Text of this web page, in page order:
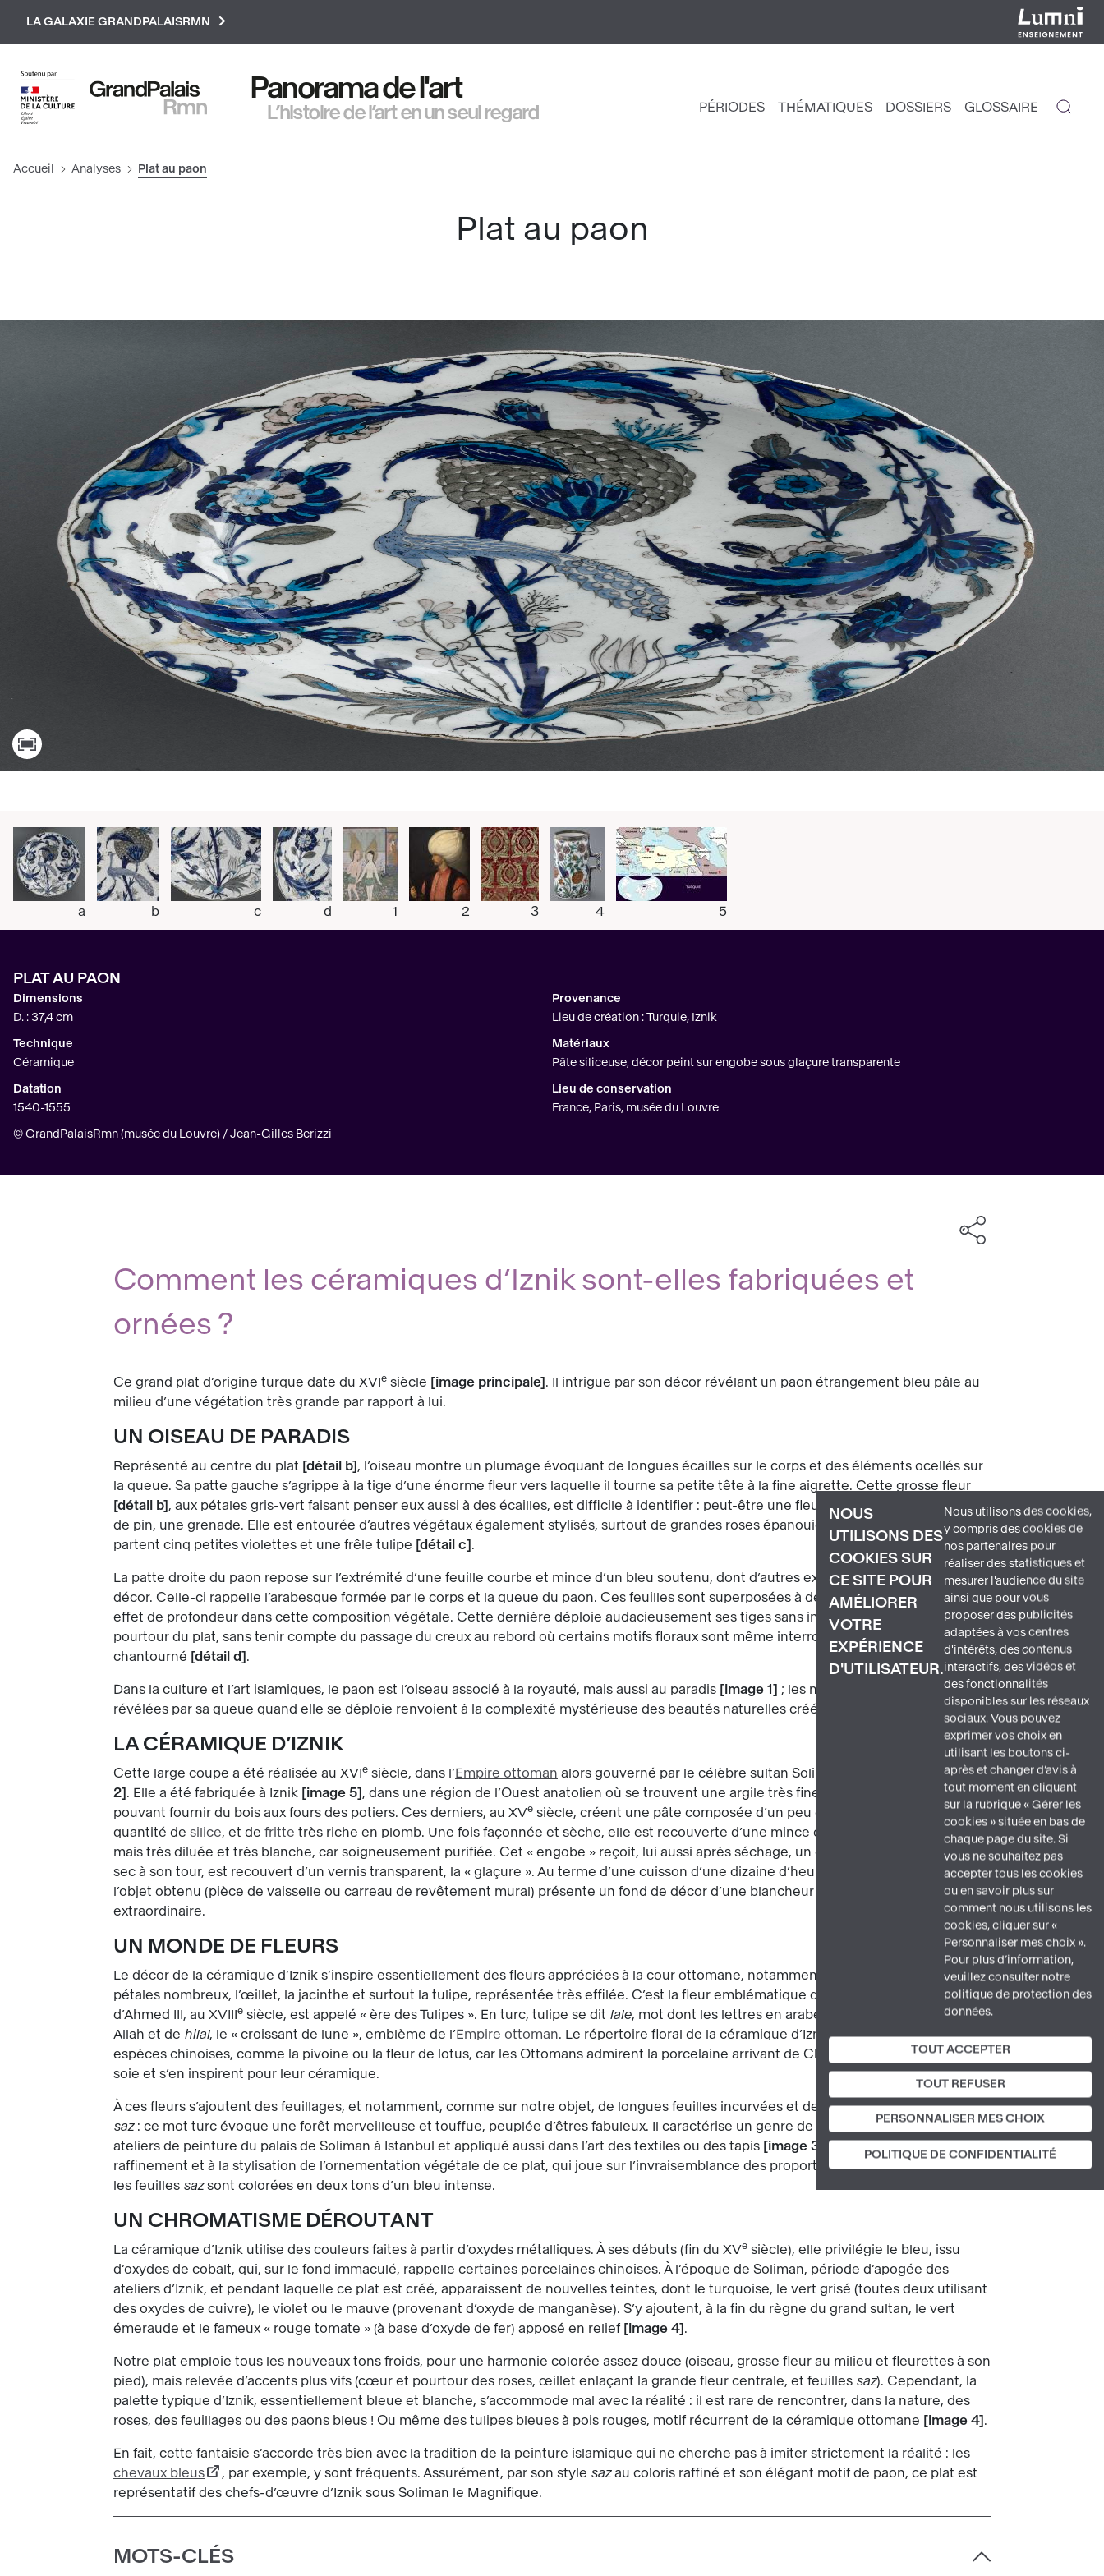
NOUS
UTILISONS DES
COOKIES SUR
CE SITE POUR
AMÉLIORER
VOTRE
EXPÉRIENCE
D'UTILISATEUR.
Nous utilisons des cookies,
y compris des cookies de
nos partenaires pour
réaliser des statistiques et
mesurer l'audience du site
ainsi que pour vous
proposer des publicités
adaptées à vos centres
d'intérêts, des contenus
interactifs, des vidéos et
des fonctionnalités
disponibles sur les réseaux
sociaux. Vous pouvez
exprimer vos choix en
utilisant les boutons ci-
après et changer d’avis à
tout moment en cliquant
sur la rubrique « Gérer les
cookies » située en bas de
chaque page du site. Si
vous ne souhaitez pas
accepter tous les cookies
ou en savoir plus sur
comment nous utilisons les
cookies, cliquer sur «
Personnaliser mes choix ».
Pour plus d’information,
veuillez consulter notre
politique de protection des
données.
TOUT ACCEPTER
TOUT REFUSER
PERSONNALISER MES CHOIX
POLITIQUE DE CONFIDENTIALITÉ
LA GALAXIE GRANDPALAISRMN
Panorama de l'art
L’histoire de l’art en un seul regard
NAVIGATION
PÉRIODES THÉMATIQUES DOSSIERS GLOSSAIRE
Accueil Analyses Plat au paon
Plat au paon
a b c d 1 2 3 4 5
PLAT AU PAON
Dimensions
D. : 37,4 cm
Provenance
Lieu de création : Turquie, Iznik
Technique
Céramique
Matériaux
Pâte siliceuse, décor peint sur engobe sous glaçure transparente
Datation
1540-1555
Lieu de conservation
France, Paris, musée du Louvre
© GrandPalaisRmn (musée du Louvre) / Jean-Gilles Berizzi
Comment les céramiques d’Iznik sont-elles fabriquées et
ornées ?
Ce grand plat d’origine turque date du XVIe siècle image principale . Il intrigue par son décor révélant un paon étrangement bleu pâle au
milieu d’une végétation très grande par rapport à lui.
UN OISEAU DE PARADIS
Représenté au centre du plat détail b , l’oiseau montre un plumage évoquant de longues écailles sur le corps et des éléments ocellés sur
la queue. Sa patte gauche s’agrippe à la tige d’une énorme fleur vers laquelle il tourne sa petite tête à la fine aigrette. Cette grosse fleur
détail b , aux pétales gris-vert faisant penser eux aussi à des écailles, est difficile à identifier : peut-être une fleur d’artichaut, une pomme
de pin, une grenade. Elle est entourée d’autres végétaux également stylisés, surtout de grandes roses épanouies. Du pied de la tige,
partent cinq petites violettes et une frêle tulipe détail c .
La patte droite du paon repose sur l’extrémité d’une feuille courbe et mince d’un bleu soutenu, dont d’autres exemplaires scandent le
décor. Celle-ci rappelle l’arabesque formée par le corps et la queue du paon. Ces feuilles sont superposées à des fleurs, introduisant un
effet de profondeur dans cette composition végétale. Cette dernière déploie audacieusement ses tiges sans interruption jusque sur le
pourtour du plat, sans tenir compte du passage du creux au rebord où certains motifs floraux sont même interrompus par le bord
chantourné détail d .
Dans la culture et l’art islamiques, le paon est l’oiseau associé à la royauté, mais aussi au paradis image 1
; les merveilleuses couleurs
révélées par sa queue quand elle se déploie renvoient à la complexité mystérieuse des beautés naturelles créées par Dieu.
LA CÉRAMIQUE D’IZNIK
Cette large coupe a été réalisée au XVIe siècle, dans l’Empire ottoman alors gouverné par le célèbre sultan Soliman le Magnifique
image
2 . Elle a été fabriquée à Iznik image 5 , dans une région de l’Ouest anatolien où se trouvent une argile très fine et de grandes forêts
pouvant fournir du bois aux fours des potiers. Ces derniers, au XVe siècle, créent une pâte composée d’un peu d’argile, d’une grande
quantité de silice, et de fritte très riche en plomb. Une fois façonnée et sèche, elle est recouverte d’une mince couche de pâte similaire
mais très diluée et très blanche, car soigneusement purifiée. Cet « engobe » reçoit, lui aussi après séchage, un décor peint qui, une fois
sec à son tour, est recouvert d’un vernis transparent, la « glaçure ». Au terme d’une cuisson d’une dizaine d’heures à environ 900 degrés,
l’objet obtenu (pièce de vaisselle ou carreau de revêtement mural) présente un fond de décor d’une blancheur parfaite et une brillance
extraordinaire.
UN MONDE DE FLEURS
Le décor de la céramique d’Iznik s’inspire essentiellement des fleurs appréciées à la cour ottomane, notamment la rose, bien ronde et aux
pétales nombreux, l’œillet, la jacinthe et surtout la tulipe, représentée très effilée. C’est la fleur emblématique des sultans : le règne
d’Ahmed III, au XVIIIe siècle, est appelé « ère des Tulipes ». En turc, tulipe se dit lale, mot dont les lettres en arabe sont l’anagramme de
Allah et de hilal, le « croissant de lune », emblème de l’Empire ottoman. Le répertoire floral de la céramique d’Iznik présente aussi des
espèces chinoises, comme la pivoine ou la fleur de lotus, car les Ottomans admirent la porcelaine arrivant de Chine par les routes de la
soie et s’en inspirent pour leur céramique.
À ces fleurs s’ajoutent des feuillages, et notamment, comme sur notre objet, de longues feuilles incurvées et dentelées, typiques du style
saz: ce mot turc évoque une forêt merveilleuse et touffue, peuplée d’êtres fabuleux. Il caractérise un genre de décor développé dans les
ateliers de peinture du palais de Soliman à Istanbul et appliqué aussi dans l’art des textiles ou des tapis
image 3
. Il correspond bien au
raffinement et à la stylisation de l’ornementation végétale de ce plat, qui joue sur l’invraisemblance des proportions et des coloris. Ainsi,
les feuilles sazsont colorées en deux tons d’un bleu intense.
UN CHROMATISME DÉROUTANT
La céramique d’Iznik utilise des couleurs faites à partir d’oxydes métalliques. À ses débuts (fin du XVe siècle), elle privilégie le bleu, issu
d’oxydes de cobalt, qui, sur le fond immaculé, rappelle certaines porcelaines chinoises. À l’époque de Soliman, période d’apogée des
ateliers d’Iznik, et pendant laquelle ce plat est créé, apparaissent de nouvelles teintes, dont le turquoise, le vert grisé (toutes deux utilisant
des oxydes de cuivre), le violet ou le mauve (provenant d’oxyde de manganèse). S’y ajoutent, à la fin du règne du grand sultan, le vert
émeraude et le fameux « rouge tomate » (à base d’oxyde de fer) apposé en relief
image 4 .
Notre plat emploie tous les nouveaux tons froids, pour une harmonie colorée assez douce (oiseau, grosse fleur au milieu et fleurettes à son
pied), mais relevée d’accents plus vifs (cœur et pourtour des roses, œillet enlaçant la grande fleur centrale, et feuilles saz). Cependant, la
palette typique d’Iznik, essentiellement bleue et blanche, s’accommode mal avec la réalité : il est rare de rencontrer, dans la nature, des
roses, des feuillages ou des paons bleus ! Ou même des tulipes bleues à pois rouges, motif récurrent de la céramique ottomane
image 4 .
En fait, cette fantaisie s’accorde très bien avec la tradition de la peinture islamique qui ne cherche pas à imiter strictement la réalité : les
chevaux bleus
, par exemple, y sont fréquents. Assurément, par son style sazau coloris raffiné et son élégant motif de paon, ce plat est
représentatif des chefs-d’œuvre d’Iznik sous Soliman le Magnifique.
MOTS-CLÉS